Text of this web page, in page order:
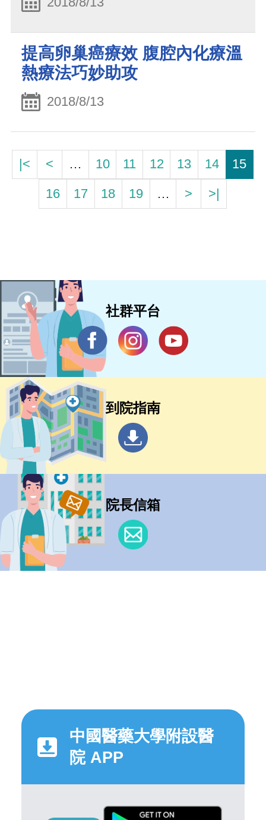
提高卵巢癌療效 腹腔內化療溫
熱療法巧妙助攻
2018/8/13
|< < … 10 11 12 13 14
15
16
17 18 19 … > >|
社群平台
到院指南
院長信箱
中國醫藥大學附設醫
院 APP